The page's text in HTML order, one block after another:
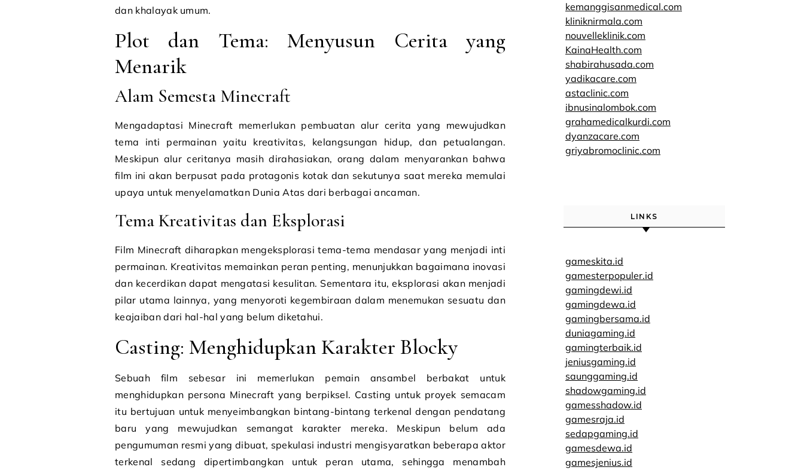
dan khalayak umum.
Plot dan Tema: Menyusun Cerita yang
Menarik
Alam Semesta Minecraft
Mengadaptasi Minecraft memerlukan pembuatan alur cerita yang mewujudkan
tema inti permainan yaitu kreativitas, kelangsungan hidup, dan petualangan.
Meskipun alur ceritanya masih dirahasiakan, orang dalam menyarankan bahwa
film ini akan berpusat pada protagonis kotak dan sekutunya saat mereka memulai
upaya untuk menyelamatkan Dunia Atas dari berbagai ancaman.
Tema Kreativitas dan Eksplorasi
Film Minecraft diharapkan mengeksplorasi tema-tema mendasar yang menjadi inti
permainan. Kreativitas memainkan peran penting, menunjukkan bagaimana inovasi
dan kecerdikan dapat mengatasi kesulitan. Sementara itu, eksplorasi akan menjadi
pilar utama lainnya, yang menyoroti kegembiraan dalam menemukan sesuatu dan
keajaiban dari hal-hal yang belum diketahui.
Casting: Menghidupkan Karakter Blocky
Sebuah film sebesar ini memerlukan pemain ansambel berbakat untuk
menghidupkan persona Minecraft yang berpiksel. Casting untuk proyek semacam
itu bertujuan untuk menyeimbangkan bintang-bintang terkenal dengan pendatang
baru yang mewujudkan semangat karakter mereka. Meskipun belum ada
pengumuman resmi yang dibuat, spekulasi industri mengisyaratkan beberapa aktor
terkenal sedang dipertimbangkan untuk peran utama, sehingga menambah
kemanggisanmedical.com
kliniknirmala.com
nouvelleklinik.com
KainaHealth.com
shabirahusada.com
yadikacare.com
astaclinic.com
ibnusinalombok.com
grahamedicalkurdi.com
dyanzacare.com
griyabromoclinic.com
LINKS
gameskita.id
gamesterpopuler.id
gamingdewi.id
gamingdewa.id
gamingbersama.id
duniagaming.id
gamingterbaik.id
jeniusgaming.id
saunggaming.id
shadowgaming.id
gamesshadow.id
gamesraja.id
sedapgaming.id
gamesdewa.id
gamesjenius.id